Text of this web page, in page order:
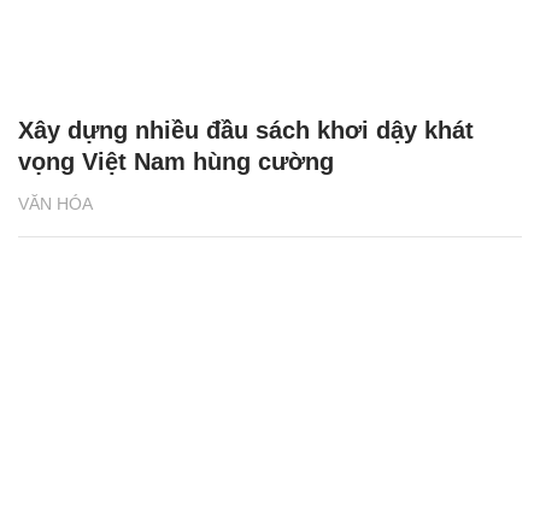
VĂN HÓA
Xây dựng nhiều đầu sách khơi dậy khát
vọng Việt Nam hùng cường